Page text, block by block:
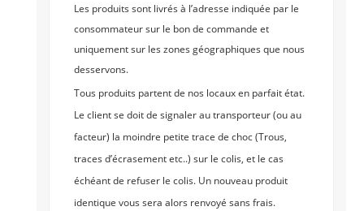
Les produits sont livrés à l’adresse indiquée par le
consommateur sur le bon de commande et
uniquement sur les zones géographiques que nous
desservons.
Tous produits partent de nos locaux en parfait état.
Le client se doit de signaler au transporteur (ou au
facteur) la moindre petite trace de choc (Trous,
traces d’écrasement etc..) sur le colis, et le cas
échéant de refuser le colis. Un nouveau produit
identique vous sera alors renvoyé sans frais.